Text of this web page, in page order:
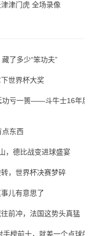
津门虎 全场录像
了多少“笨功夫”
世界杯大奖
功亏一篑——斗牛士16年后
点东西
，德比战变进球盛宴
，世界杯决赛梦碎
儿有意思了
前冲，法国这势头真猛
榜前十，就差一个点球的